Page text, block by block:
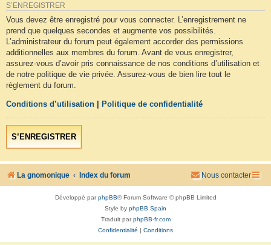
S’ENREGISTRER
Vous devez être enregistré pour vous connecter. L’enregistrement ne
prend que quelques secondes et augmente vos possibilités.
L’administrateur du forum peut également accorder des permissions
additionnelles aux membres du forum. Avant de vous enregistrer,
assurez-vous d’avoir pris connaissance de nos conditions d’utilisation et
de notre politique de vie privée. Assurez-vous de bien lire tout le
règlement du forum.
Conditions d’utilisation Politique de confidentialité
S’ENREGISTRER
La gnomonique Index du forum Nous contacter
Développé parphpBB® Forum Software © phpBB Limited
Style by phpBB Spain
Traduit parphpBB-fr.com
Confidentialité
Conditions